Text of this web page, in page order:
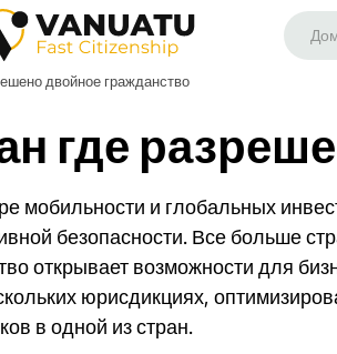
двойное гражданство
где
мобильности и глобальных
безопасности. Все больше
открывает возможности для
юрисдикциях,
в одной из стран.